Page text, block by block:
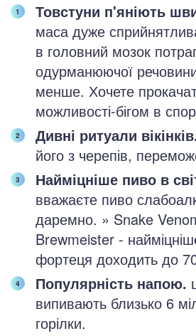
Товстуни п'яніють
маса дуже
в головний мозок
одурманюючої
менше. Хочете
можливості-бігом в
Дивні ритуали
його з черепів,
Найміцніше пиво в
вважаєте пиво
даремно. » Snake
Brewmeister -
фортеця доходить до
Популярність напою.
випивають близько 6
горілки.